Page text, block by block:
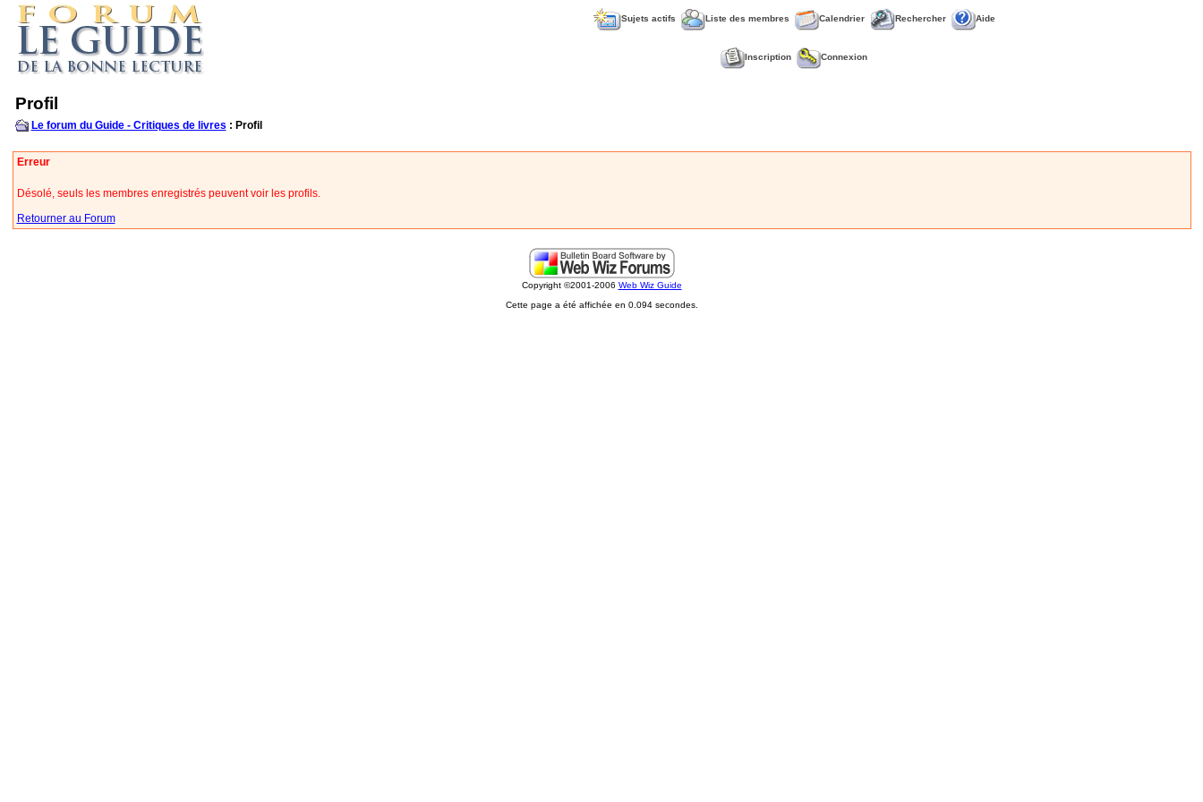
Sujets actifs Liste des membres Calendrier Rechercher Aide
Inscription Connexion
Profil
Le forum du Guide - Critiques de livres : Profil
Erreur
Désolé, seuls les membres enregistrés peuvent voir les profils.
Retourner au Forum
Copyright ©2001-2006 Web Wiz Guide
Cette page a été affichée en 0.094 secondes.